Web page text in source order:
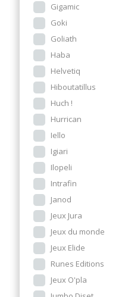
Gigamic
Goki
Goliath
Haba
Helvetiq
Hiboutatillus
Huch !
Hurrican
Iello
Igiari
Ilopeli
Intrafin
Janod
Jeux Jura
Jeux du monde
Jeux Elide
Runes Editions
Jeux O'pla